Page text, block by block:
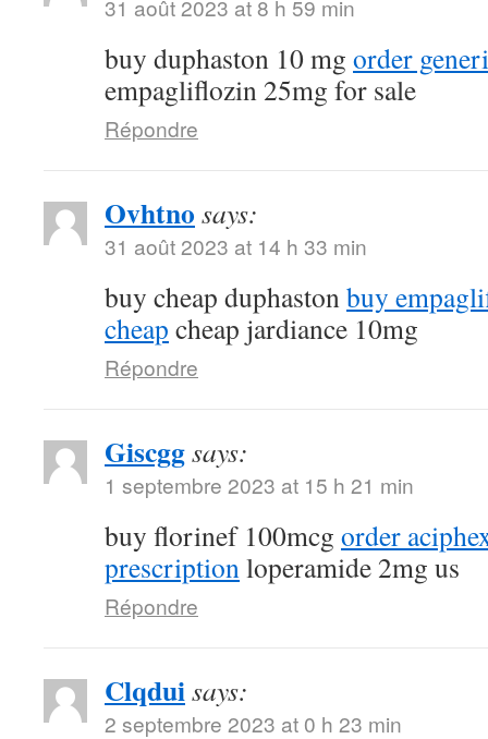
31 août 2023 at 8 h 59 min
buy duphaston 10 mg order
empagliflozin 25mg for sale
Répondre
Ovhtno says:
31 août 2023 at 14 h 33 min
buy cheap duphastonbuy
cheap cheap jardiance 10mg
Répondre
Giscggsays:
1 septembre 2023 at 15 h 21 min
buy florinef 100mcg order
prescriptionloperamide 2mg us
Répondre
Clqduisays:
2 septembre 2023 at 0 h 23 min